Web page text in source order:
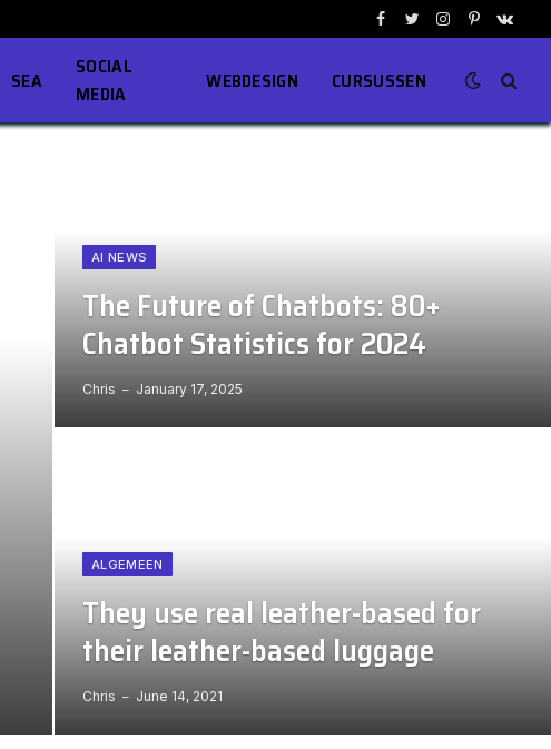
Facebook
TwitterInstagram
Pinterest
SEA
SOCIAL
MEDIA
WEBDESIGN CURSUSSEN
AI NEWS
The Future of Chatbots: 80+
Chatbot Statistics for 2024
Chris January 17, 2025
ALGEMEEN
They use real leather-based for
their leather-based luggage
Chris June 14, 2021